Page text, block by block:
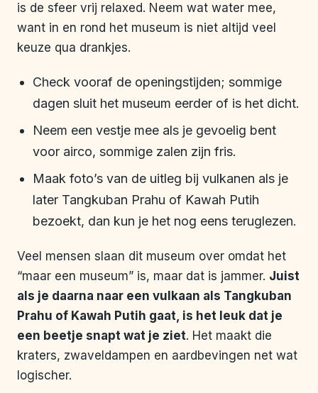
is de sfeer vrij relaxed. Neem wat water mee,
want in en rond het museum is niet altijd veel
keuze qua drankjes.
Check vooraf de openingstijden; sommige
dagen sluit het museum eerder of is het dicht.
Neem een vestje mee als je gevoelig bent
voor airco, sommige zalen zijn fris.
Maak foto’s van de uitleg bij vulkanen als je
later Tangkuban Prahu of Kawah Putih
bezoekt, dan kun je het nog eens teruglezen.
Veel mensen slaan dit museum over omdat het
“maar een museum” is, maar dat is jammer. Juist
als je daarna naar een vulkaan als Tangkuban
Prahu of Kawah Putih gaat, is het leuk dat je
een beetje snapt wat je ziet. Het maakt die
kraters, zwaveldampen en aardbevingen net wat
logischer.